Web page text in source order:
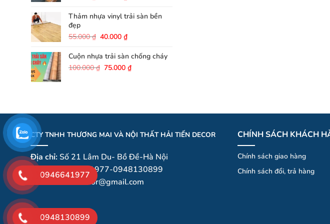
là:
40.000 ₫.
tại
25.000 ₫.
Thảm nhựa vinyl trải sàn bền
đẹp
55.000₫ Giá
là:
55.000 ₫.
40.000₫Giá
tại
là:
40.000 ₫.
Cuộn nhựa trải sàn chống cháy
100.000₫ Giá
75.000₫Giá
CTY TNHH THƯƠNG MAI VÀ NỘI THẤT HẢI TIẾN DECOR
Địa chỉ:Số 21 Lâm Du- Bồ Đề-Hà Nội
Hotline:0946641977-0948130899
:haitiendecor@gmail.com
CHÍNH SÁCH KHÁCH
Chính sách giao hàng
Chínhsáchđổi, trả hàng
0946641977
0948130899